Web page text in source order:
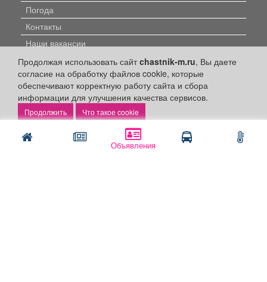
Объявления
Продолжая использовать сайтchastnik-m.ru, Вы даете
согласие на обработку файлов cookie, которые
обеспечивают корректную работу сайта и сбора
информации для улучшения качества сервисов.
Что такое cookie
Погода
Контакты
Наши вакансии
Быстрые ссылки:
Установить приложение
Личный кабинет
Подать объявление
Подать объявление в газету